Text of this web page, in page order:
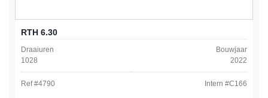
RTH 6.30
Draaiuren
1028
Bouwjaar
2022
Ref #4790 Intern #C166